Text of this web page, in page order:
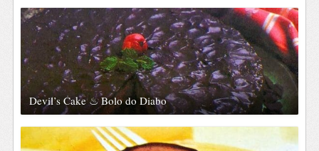
Devil’s Cake ♨ Bolo do Diabo